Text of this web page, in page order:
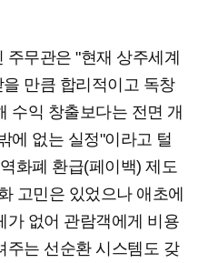
무관은 "현재 상주세계
만큼 합리적이고 독창
수익 창출보다는 전면 개
에 없는 실정"이라고 털
화폐 환급(페이백) 제도
고민은 있었으나 애초에
가 없어 관람객에게 비용
주는 선순환 시스템도 갖